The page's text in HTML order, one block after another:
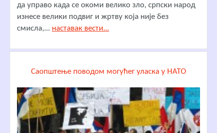
да управо када се окоми велико зло, српски народ
изнесе велики подвиг и жртву која није без
смисла,... наставак вести...
Саопштење поводом могућег уласка у НАТО